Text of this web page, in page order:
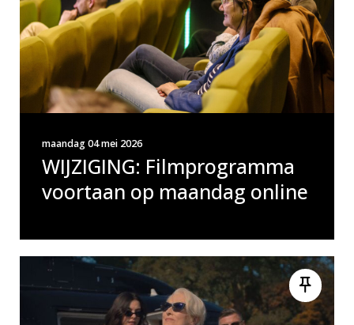
WIJZIGING: Filmprogramma
voortaan op maandag online
maandag 04 mei 2026